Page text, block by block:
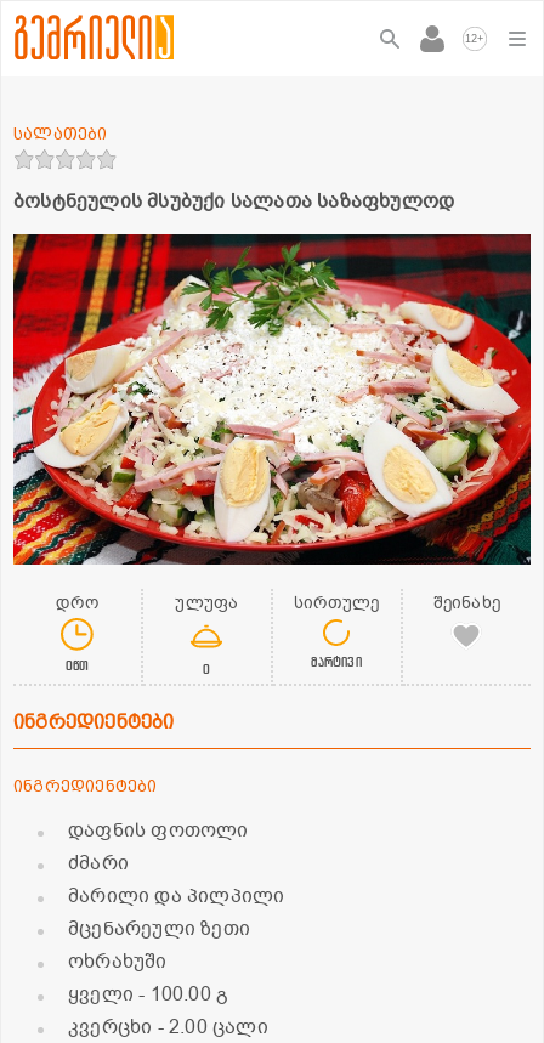
12+
ბოსტნეულის მსუბუქი სალათა საზაფხულოდ
სალათები
დრო
0წთ
ულუფა
0
სირთულე
მარტივი
შეინახე
ინგრედიენტები
ინგრედიენტები
დაფნის ფოთოლი
ძმარი
მარილი და პილპილი
მცენარეული ზეთი
ოხრახუში
ყველი- 100.00 გ
კვერცხი - 2.00 ცალი